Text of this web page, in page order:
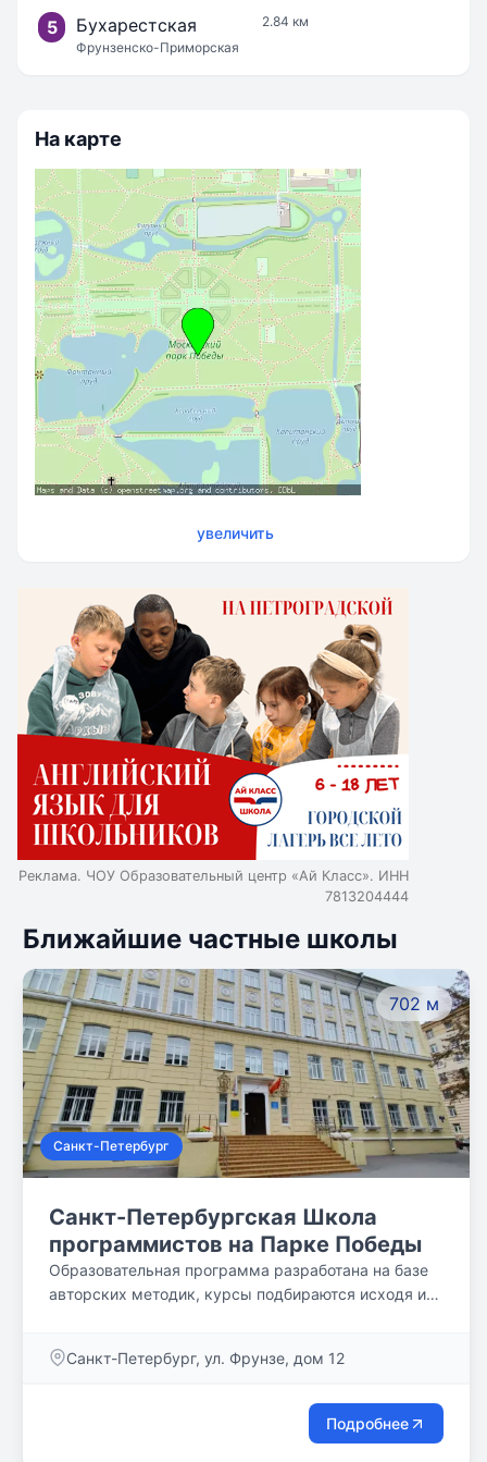
5 Бухарестская
Фрунзенско-Приморская
2.84 км
На карте
увеличить
Реклама. ЧОУ Образовательный центр «Ай Класс». ИНН
7813204444
Ближайшие частные школы
702 м
Санкт-Петербург
Санкт-Петербургская Школа
программистов на Парке Победы
Образовательная программа разработана на базе
авторских методик, курсы подбираются исходя из
Санкт-Петербург, ул. Фрунзе, дом 12
Подробнее